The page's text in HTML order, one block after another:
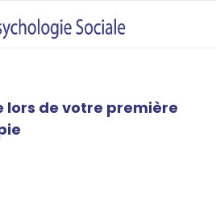
lors de votre première